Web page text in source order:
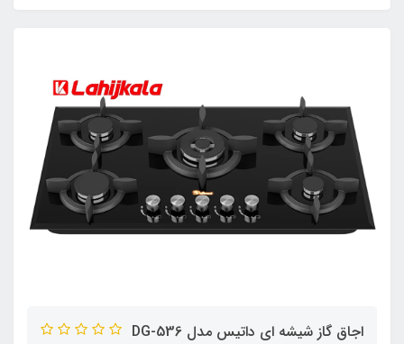
اجاق گاز شیشه ای داتیس مدل DG-536